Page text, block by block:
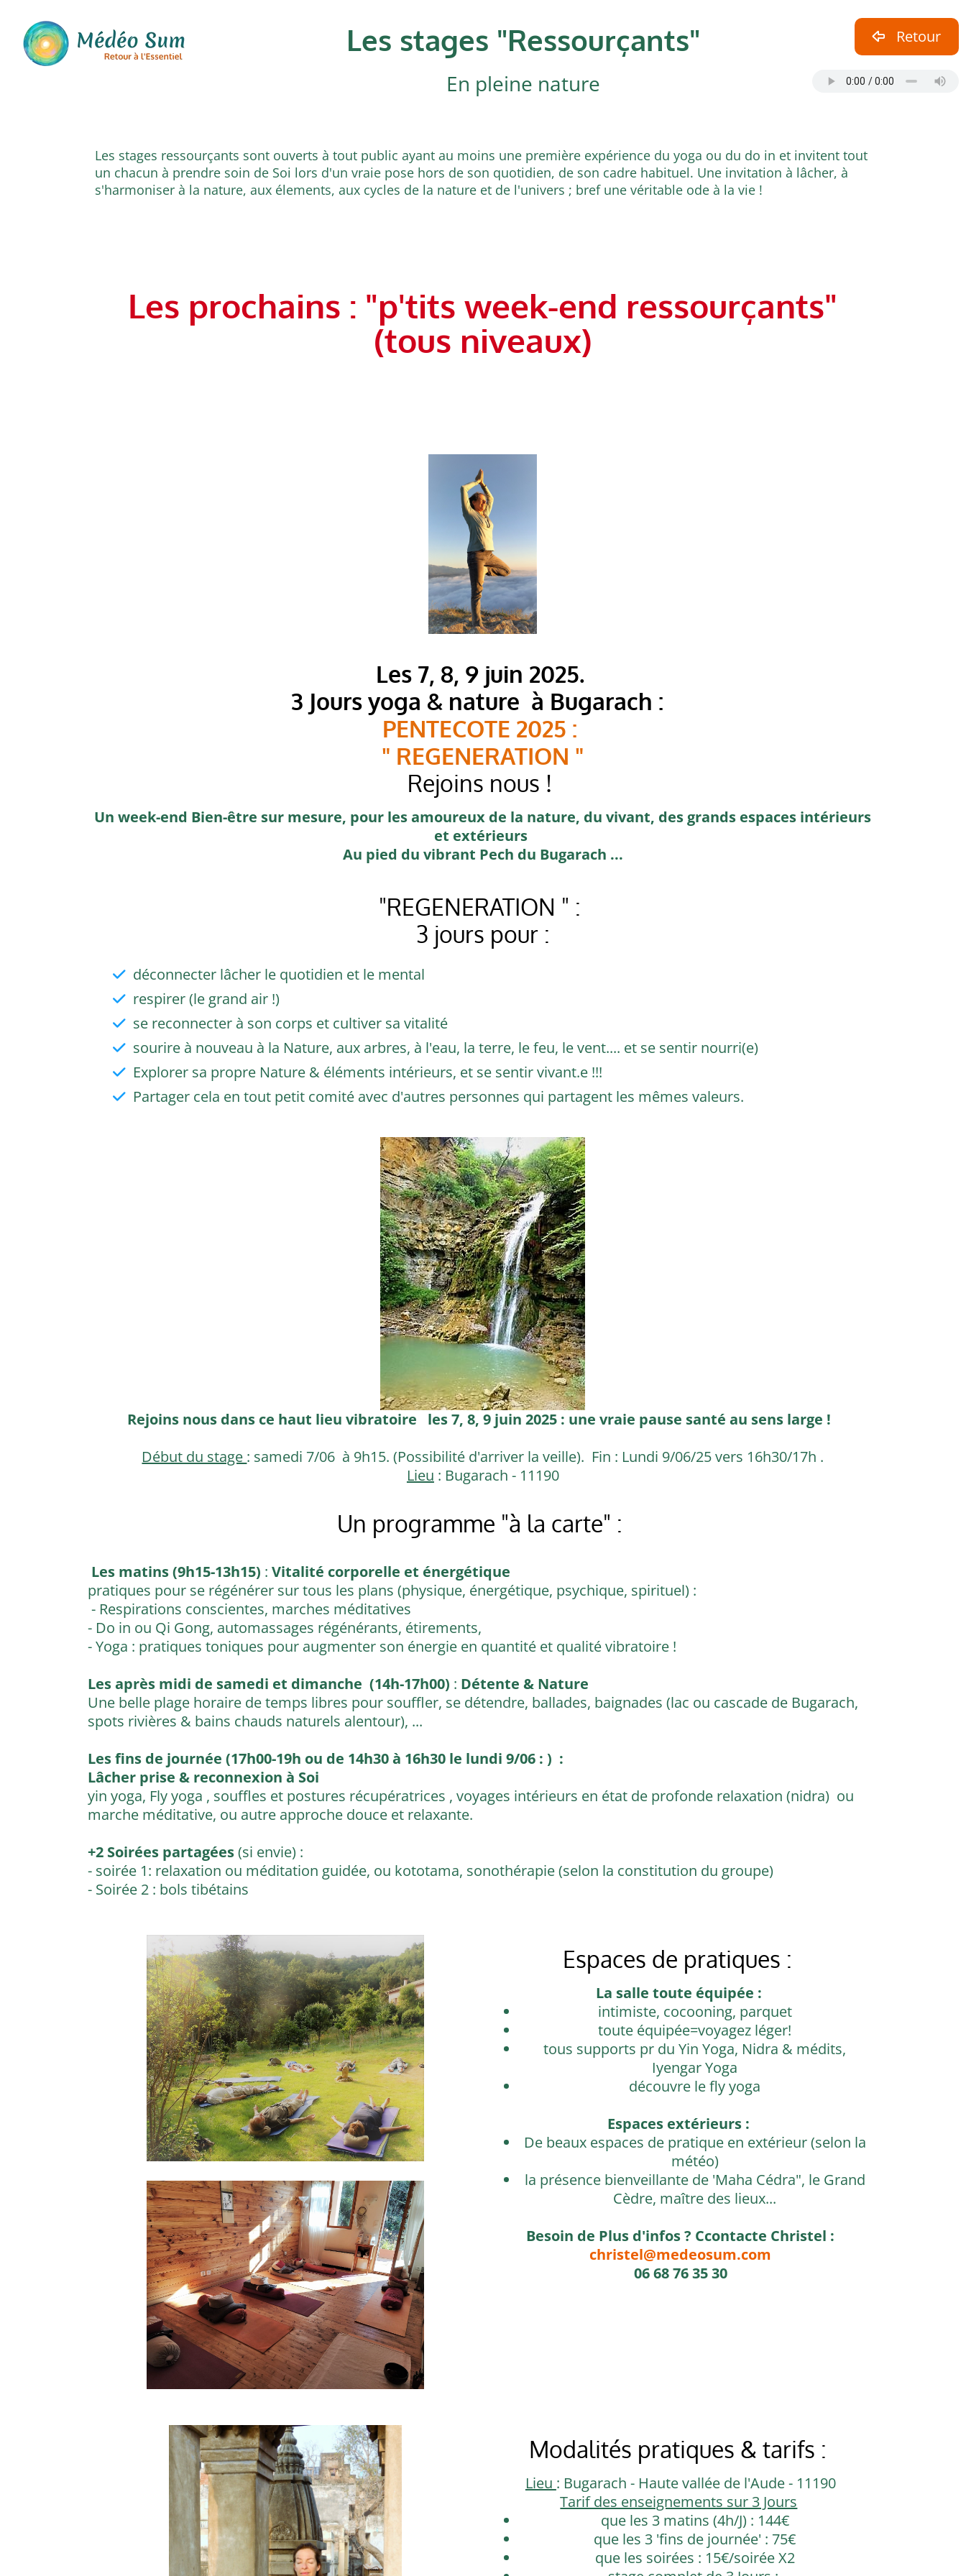
Les stages "Ressourçants"
En pleine nature
Retour
Les stages ressourçants sont ouverts à tout public ayant au moins une première expérience du yoga ou du do in et invitent tout
un chacun à prendre soin de Soi lors d'un vraie pose hors de son quotidien, de son cadre habituel. Une invitation à lâcher, à
s'harmoniser à la nature, aux élements, aux cycles de la nature et de l'univers ; bref une véritable ode à la vie !
Les prochains : "p'tits week-end ressourçants"
(tous niveaux)
Les 7, 8, 9 juin 2025.
3 Jours yoga & nature à Bugarach :
PENTECOTE 2025 :
" REGENERATION "
Rejoins nous !
Un week-end Bien-être sur mesure, pour les amoureux de la nature, du vivant, des grands espaces intérieurs
et extérieurs
Au pied du vibrant Pech du Bugarach ...
"REGENERATION " :
3 jours pour :
déconnecter lâcher le quotidien et le mental
respirer (le grand air !)
se reconnecter à son corps et cultiver sa vitalité
sourire à nouveau à la Nature, aux arbres, à l'eau, la terre, le feu, le vent.... et se sentir nourri(e)
Explorer sa propre Nature & éléments intérieurs, et se sentir vivant.e !!!
Partager cela en tout petit comité avec d'autres personnes qui partagent les mêmes valeurs.
Rejoins nous dans ce haut lieu vibratoire les 7, 8, 9 juin 2025 : une vraie pause santé au sens large !
Début du stage : samedi 7/06 à 9h15. (Possibilité d'arriver la veille). Fin : Lundi 9/06/25 vers 16h30/17h .
Lieu : Bugarach - 11190
Un programme "à la carte" :
Les matins (9h15-13h15) : Vitalité corporelle et énergétique
pratiques pour se régénérer sur tous les plans (physique, énergétique, psychique, spirituel) :
- Respirations conscientes, marches méditatives
- Do in ou Qi Gong, automassages régénérants, étirements,
- Yoga : pratiques toniques pour augmenter son énergie en quantité et qualité vibratoire !
Les après midi de samedi et dimanche (14h-17h00) : Détente & Nature
Une belle plage horaire de temps libres pour souffler, se détendre, ballades, baignades (lac ou cascade de Bugarach,
spots rivières & bains chauds naturels alentour), ...
Les fins de journée (17h00-19h ou de 14h30 à 16h30 le lundi 9/06 : ) :
Lâcher prise & reconnexion à Soi
yin yoga, Fly yoga , souffles et postures récupératrices , voyages intérieurs en état de profonde relaxation (nidra) ou
marche méditative, ou autre approche douce et relaxante.
+2 Soirées partagées(si envie) :
- soirée 1: relaxation ou méditation guidée, ou kototama, sonothérapie (selon la constitution du groupe)
- Soirée 2 : bols tibétains
Espaces de pratiques :
La salle toute équipée :
intimiste, cocooning, parquet
toute équipée=voyagez léger!
tous supports pr du Yin Yoga, Nidra & médits,
Iyengar Yoga
découvre le fly yoga
Espaces extérieurs :
De beaux espaces de pratique en extérieur (selon la
météo)
la présence bienveillante de 'Maha Cédra", le Grand
Cèdre, maître des lieux...
Besoin de Plus d'infos ? Ccontacte Christel :
christel@medeosum.com
06 68 76 35 30
Modalités pratiques & tarifs :
Lieu : Bugarach - Haute vallée de l'Aude - 11190
Tarif des enseignements sur 3 Jours
que les 3 matins (4h/J) : 144€
que les 3 'fins de journée' : 75€
que les soirées : 15€/soirée X2